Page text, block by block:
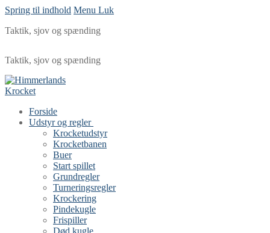
Spring til indhold Menu Luk
Taktik, sjov og spænding
Taktik, sjov og spænding
Forside
Udstyr og regler
Krocketudstyr
Krocketbanen
Buer
Start spillet
Grundregler
Turneringsregler
Krockering
Pindekugle
Frispiller
Død kugle